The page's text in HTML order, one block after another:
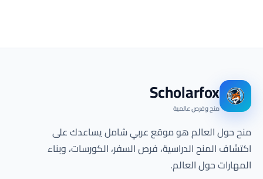
Scholarfox
منح وفرص عالمية
منح حول العالم هو موقع عربي شامل يساعدك على
اكتشاف المنح الدراسية، فرص السفر، الكورسات، وبناء
المهارات حول العالم.